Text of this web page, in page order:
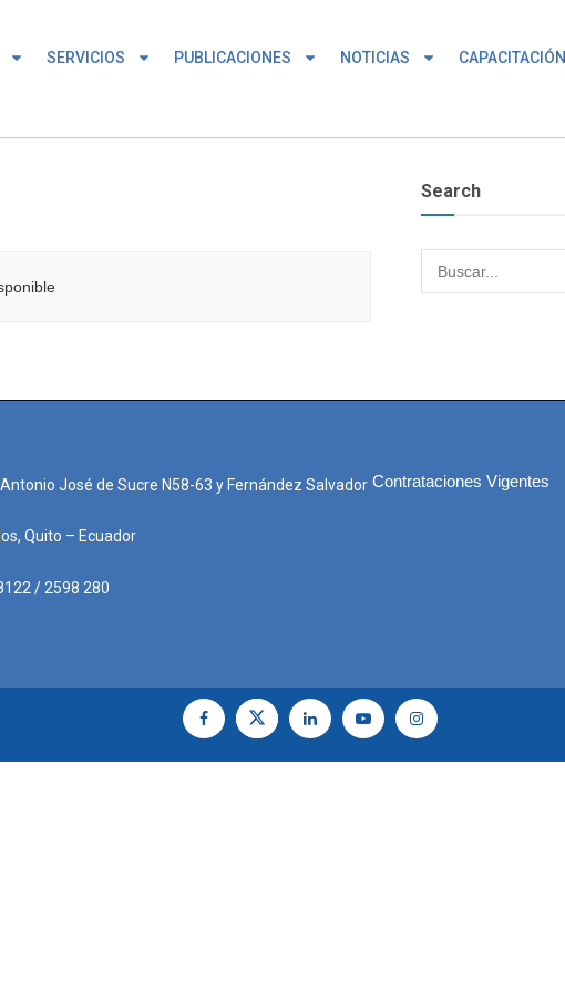
SERVICIOS PUBLICACIONES NOTICIAS CAPACITACIÓN
Search
José de Sucre N58-63 y Fernández Salvador
Quito – Ecuador
/ 2598 280
Contrataciones Vigentes